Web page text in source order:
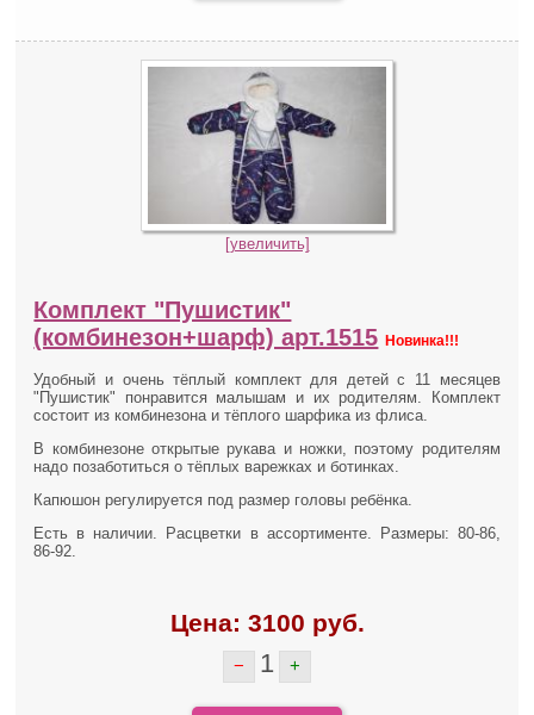
[увеличить]
Комплект "Пушистик"
(комбинезон+шарф) арт.1515 Новинка!!!
Удобный и очень тёплый комплект для детей с 11 месяцев
"Пушистик" понравится малышам и их родителям. Комплект
состоит из комбинезона и тёплого шарфика из флиса.
В комбинезоне открытые рукава и ножки, поэтому родителям
надо позаботиться о тёплых варежках и ботинках.
Капюшон регулируется под размер головы ребёнка.
Есть в наличии. Расцветки в ассортименте. Размеры: 80-86,
86-92.
Цена: 3100 руб.
− 1 +